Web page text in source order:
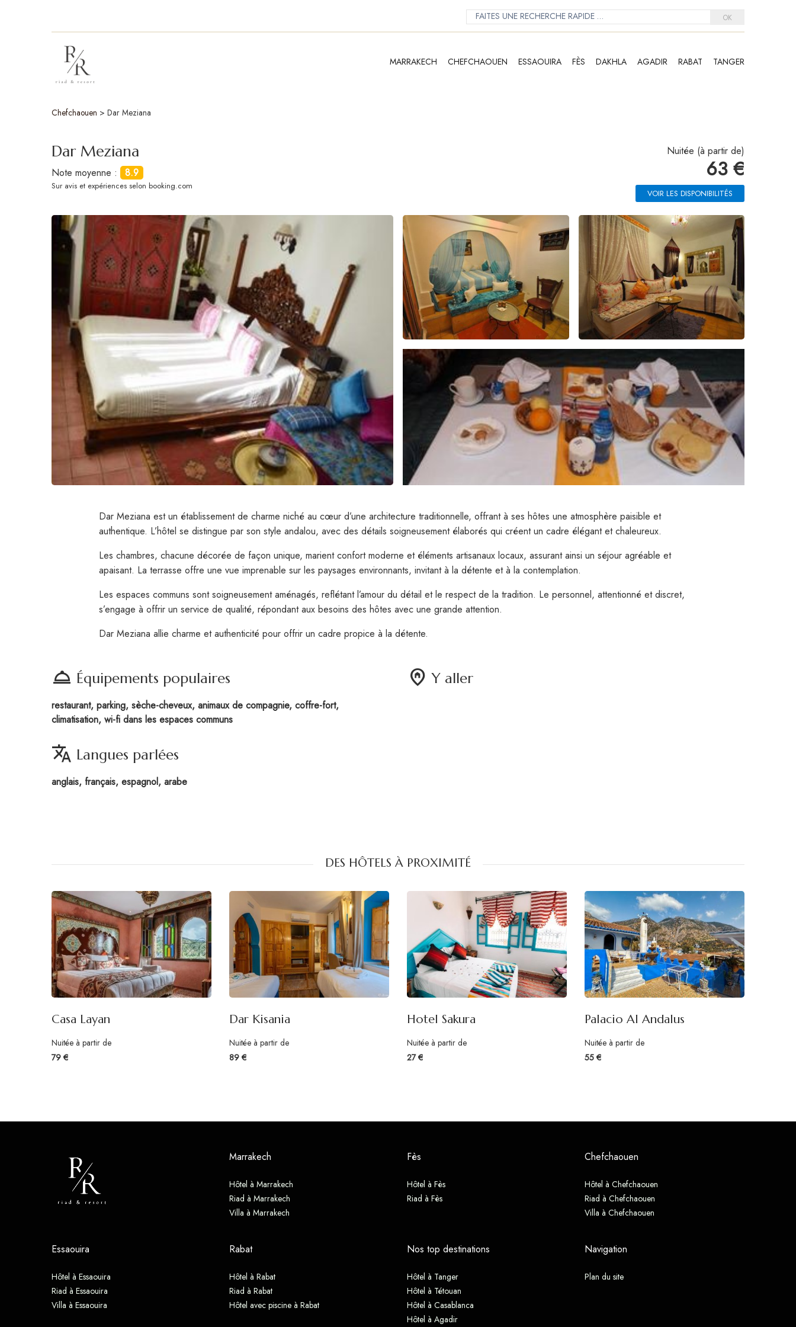
OK
MARRAKECH CHEFCHAOUEN ESSAOUIRA FÈS DAKHLA AGADIR RABAT TANGER
Chefchaouen > Dar Meziana
Dar Meziana
Note moyenne : 8.9
Sur avis et expériences selon booking.com
Nuitée (à partir de)
63 €
VOIR LES DISPONIBILITÉS
Dar Meziana est un établissement de charme niché au cœur d’une architecture traditionnelle, offrant à ses hôtes une atmosphère paisible et
authentique. L’hôtel se distingue par son style andalou, avec des détails soigneusement élaborés qui créent un cadre élégant et chaleureux.
Les chambres, chacune décorée de façon unique, marient confort moderne et éléments artisanaux locaux, assurant ainsi un séjour agréable et
apaisant. La terrasse offre une vue imprenable sur les paysages environnants, invitant à la détente et à la contemplation.
Les espaces communs sont soigneusement aménagés, reflétant l’amour du détail et le respect de la tradition. Le personnel, attentionné et discret,
s’engage à offrir un service de qualité, répondant aux besoins des hôtes avec une grande attention.
Dar Meziana allie charme et authenticité pour offrir un cadre propice à la détente.
room_service Équipements populaires
restaurant, parking, sèche-cheveux, animaux de compagnie, coffre-fort,
climatisation, wi-fi dans les espaces communs
translate Langues parlées
anglais, français, espagnol, arabe
home_pin Y aller
DES HÔTELS À PROXIMITÉ
Casa Layan
Nuitée à partir de
79 €
Dar Kisania
Nuitée à partir de
89 €
Hotel Sakura
Nuitée à partir de
27 €
Palacio Al Andalus
Nuitée à partir de
55 €
Marrakech
Hôtel à Marrakech
Riad à Marrakech
Villa à Marrakech
Fès
Hôtel à Fès
Riad à Fès
Chefchaouen
Hôtel à Chefchaouen
Riad à Chefchaouen
Villa à Chefchaouen
Essaouira
Hôtel à Essaouira
Riad à Essaouira
Villa à Essaouira
Rabat
Hôtel à Rabat
Riad à Rabat
Hôtel avec piscine à Rabat
Nos top destinations
Hôtel à Tanger
Hôtel à Tétouan
Hôtel à Casablanca
Hôtel à Agadir
Navigation
Plan du site